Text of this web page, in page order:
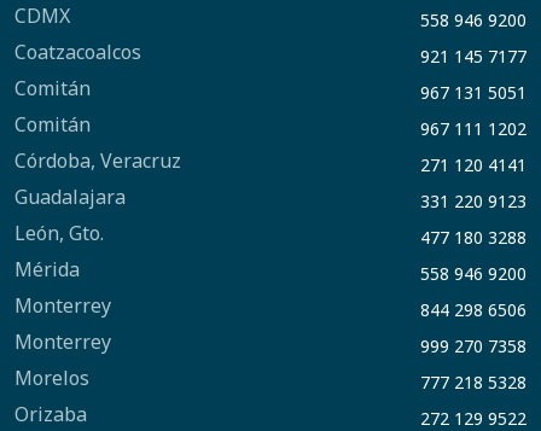
CDMX 558 946 9200
Coatzacoalcos 921 145 7177
Comitán 967 131 5051
Comitán 967 111 1202
Córdoba, Veracruz 271 120 4141
Guadalajara 331 220 9123
León, Gto. 477 180 3288
Mérida 558 946 9200
Monterrey 844 298 6506
Monterrey 999 270 7358
Morelos 777 218 5328
Orizaba 272 129 9522